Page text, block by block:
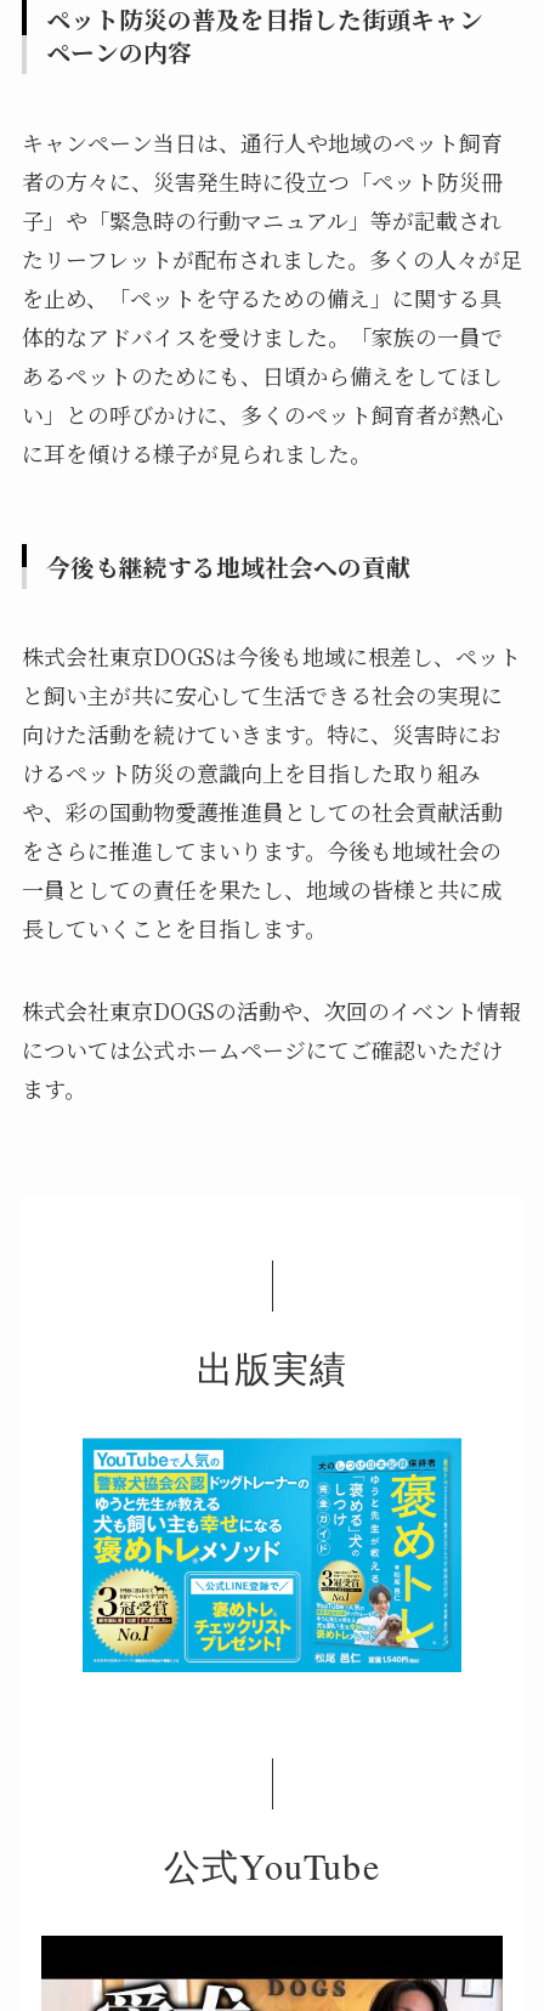
ペット防災の普及を目指した街頭キャン
ペーンの内容
キャンペーン当日は、通行人や地域のペット飼育
者の方々に、災害発生時に役立つ「ペット防災冊
子」や「緊急時の行動マニュアル」等が記載され
たリーフレットが配布されました。多くの人々が足
を止め、「ペットを守るための備え」に関する具
体的なアドバイスを受けました。「家族の一員で
あるペットのためにも、日頃から備えをしてほし
い」との呼びかけに、多くのペット飼育者が熱心
に耳を傾ける様子が見られました。
今後も継続する地域社会への貢献
株式会社東京DOGSは今後も地域に根差し、ペット
と飼い主が共に安心して生活できる社会の実現に
向けた活動を続けていきます。特に、災害時にお
けるペット防災の意識向上を目指した取り組み
や、彩の国動物愛護推進員としての社会貢献活動
をさらに推進してまいります。今後も地域社会の
一員としての責任を果たし、地域の皆様と共に成
長していくことを目指します。
株式会社東京DOGSの活動や、次回のイベント情報
については公式ホームページにてご確認いただけ
ます。
出版実績
公式YouTube